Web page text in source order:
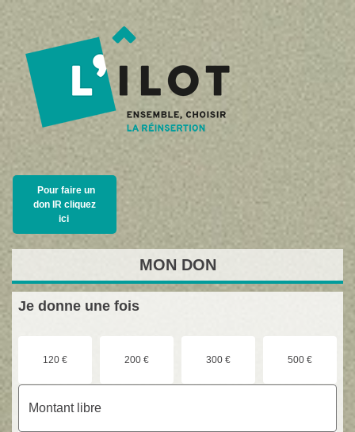
Pour faire un
don IR cliquez
ici
MON DON
Je donne une fois
120 € 200 € 300 € 500 €